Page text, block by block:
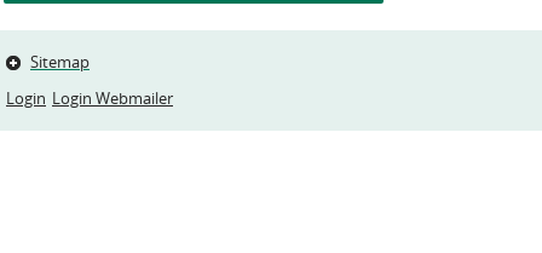
Sitemap
Login Login Webmailer